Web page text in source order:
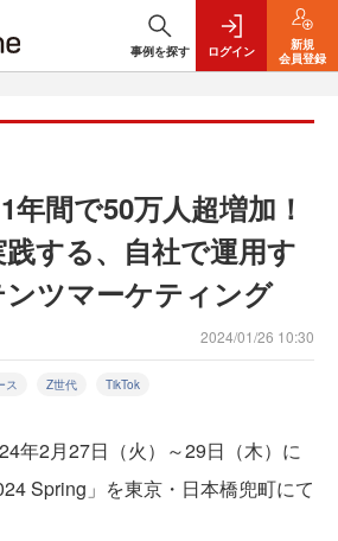
事例を探す ログイン
新規
会員登録
年間で50万人超増加！
する、自社で運用す
ツマーケティング
2024/01/26 10:30
ス Z世代 TikTok
年2月27日（火）～29日（木）に
Spring」を東京・日本橋兜町にて